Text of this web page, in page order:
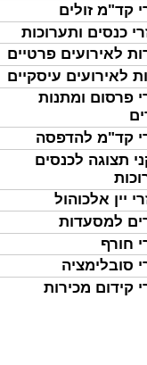
קד"מ זולים
כנסים ותערוכות
לאירועים פרטיים
לאירועים עיסקיים
פרסום ומתנות
קד"מ להדפסה
תצוגה לכנסים
יין אלכוהול
למסעדות
חורף
סובלימציה
קידום מכירות